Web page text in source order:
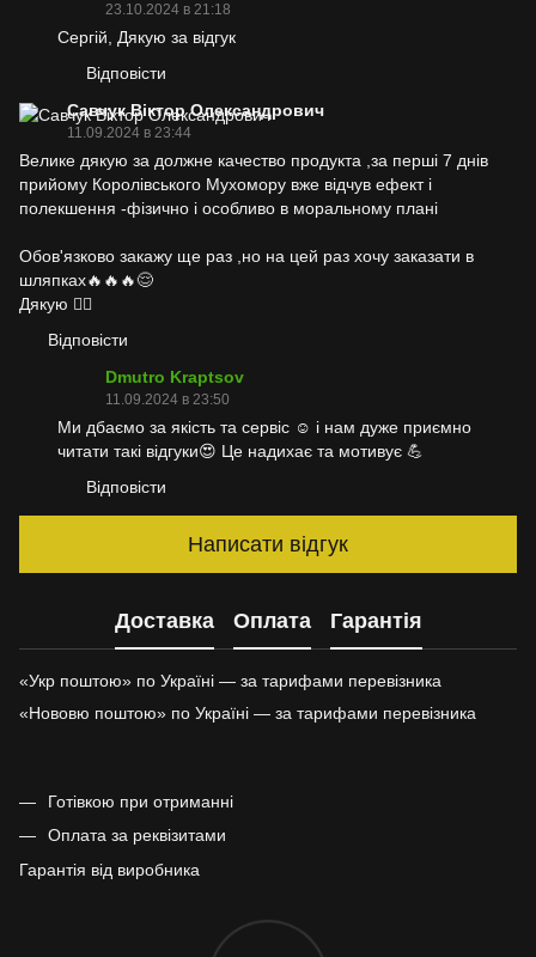
23.10.2024 в 21:18
Сергій, Дякую за відгук
Відповісти
Савчук Віктор Олександрович
11.09.2024 в 23:44
Велике дякую за должне качество продукта ,за перші 7 днів
прийому Королівського Мухомору вже відчув ефект і
полекшення -фізично і особливо в моральному плані
Обов'язково закажу ще раз ,но на цей раз хочу заказати в
шляпках🔥🔥🔥😌
Дякую 🙂‍↕️
Відповісти
Dmutro Kraptsov
11.09.2024 в 23:50
Ми дбаємо за якість та сервіс ☺️ і нам дуже приємно
читати такі відгуки😍 Це надихає та мотивує 💪
Відповісти
Написати відгук
Доставка Оплата Гарантія
«Укр поштою» по Україні — за тарифами перевізника
«Нововю поштою» по Україні — за тарифами перевізника
Готівкою при отриманні
Оплата за реквізитами
Гарантія від виробника